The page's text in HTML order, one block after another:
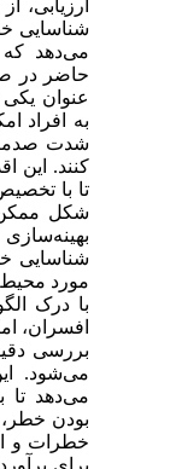
ارزیابی،
شناسایی
می‌دهد که
حاضر در
عنوان یکی
به افراد
شدت صدمات
کنند. این
تا با
شکل ممکن
شناسایی
مورد محیط
با درک
افسران،
بررسی
می‌شود.
می‌دهد تا
بودن خطر،
خطرات و
برای